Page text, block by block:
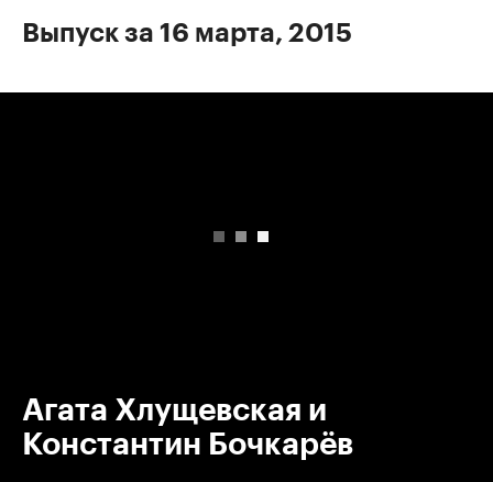
Выпуск за 16 марта, 2015
Агата Хлущевская и
Константин Бочкарёв